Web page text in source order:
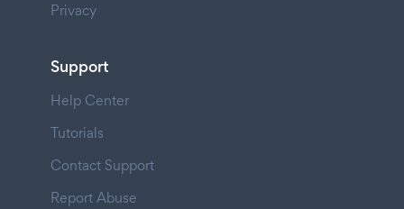
Privacy
Support
Help Center
Tutorials
Contact Support
Report Abuse